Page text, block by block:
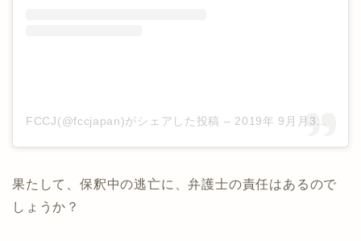
FCCJ(@fccjapan)がシェアした投稿 – 2019年 9月月3日午後6時25分PDT
果たして、保釈中の逃亡に、弁護士の責任はあるので
しょうか？